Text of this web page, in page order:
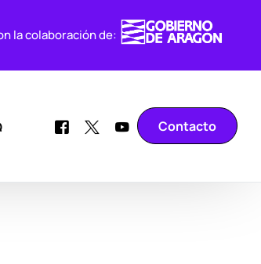
la colaboración de:
Contacto